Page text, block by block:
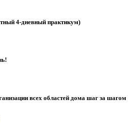
4-дневный практикум)
всех областей дома шаг за шагом